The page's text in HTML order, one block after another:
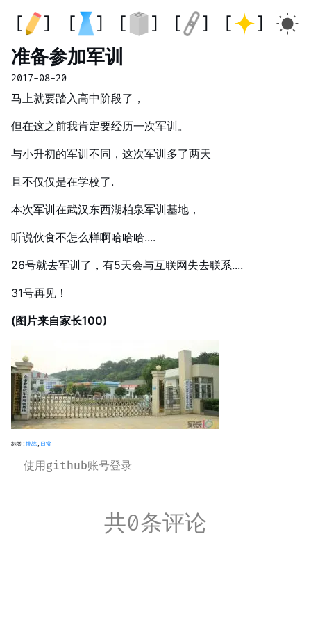
准备参加军训
2017-08-20
马上就要踏入高中阶段了，
但在这之前我肯定要经历一次军训。
与小升初的军训不同，这次军训多了两天
且不仅仅是在学校了.
本次军训在武汉东西湖柏泉军训基地，
听说伙食不怎么样啊哈哈哈....
26号就去军训了，有5天会与互联网失去联系....
31号再见！
(图片来自家长100)
标签: 挑战 , 日常
使用github账号登录
共0条评论